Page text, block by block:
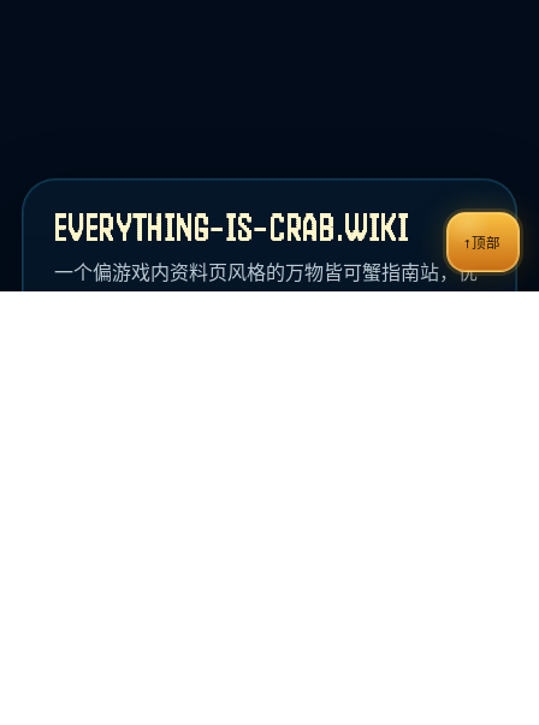
EVERYTHING-IS-CRAB.WIKI
一个偏游戏内资料页风格的万物皆可蟹指南站，优
↑顶部